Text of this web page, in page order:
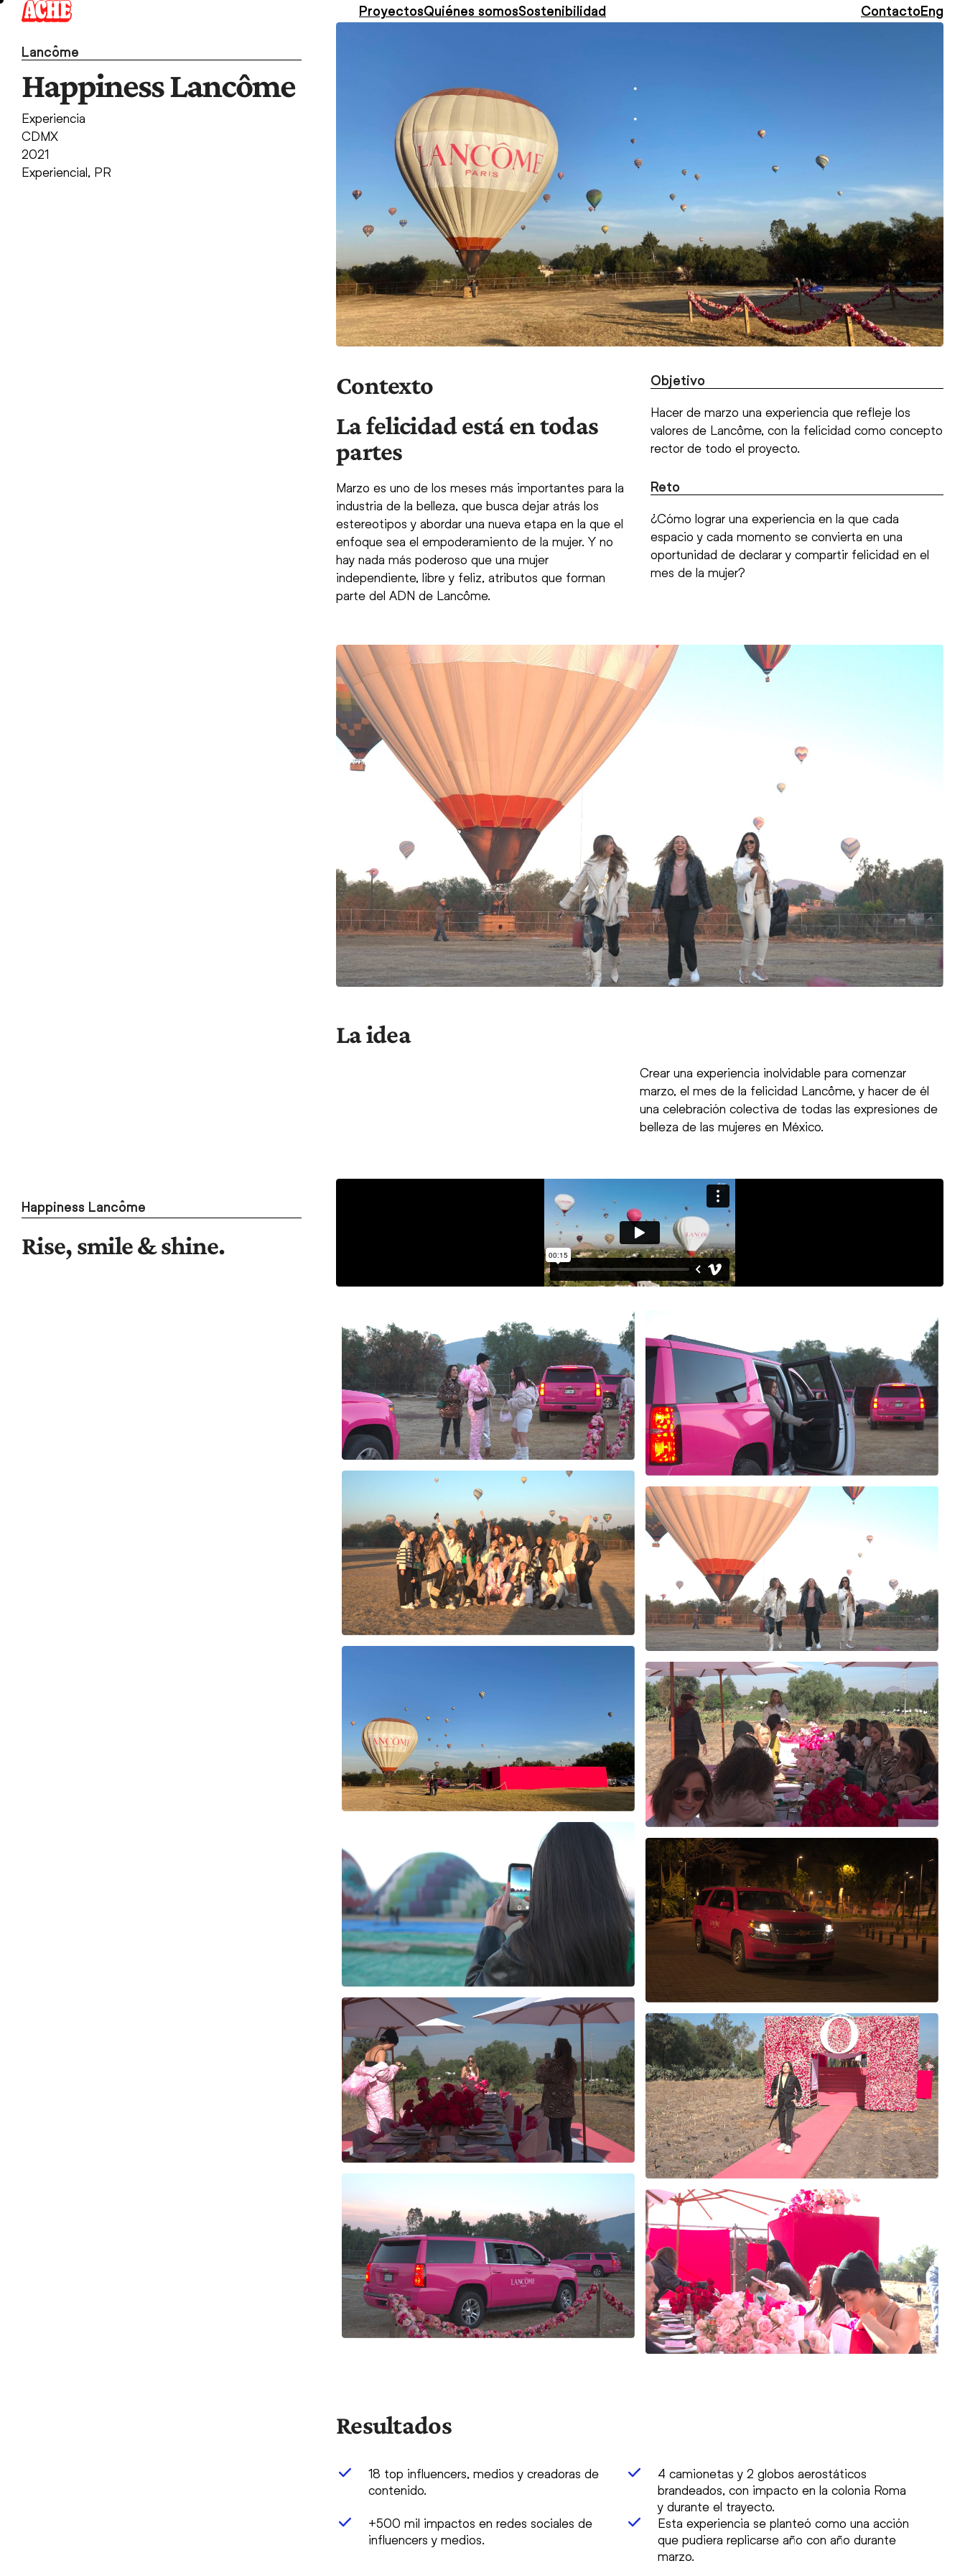
Skip
content
ProyectosQuiénes somosSostenibilidad ContactoEng
Lancôme
Happiness Lancôme
Experiencia
CDMX
2021
Experiencial, PR
Contexto
La felicidad está en todas
partes
Marzo es uno de los meses más importantes para la
industria de la belleza, que busca dejar atrás los
estereotipos y abordar una nueva etapa en la que el
enfoque sea el empoderamiento de la mujer. Y no
hay nada más poderoso que una mujer
independiente, libre y feliz, atributos que forman
parte del ADN de Lancôme.
Objetivo
Hacer de marzo una experiencia que refleje los
valores de Lancôme, con la felicidad como concepto
rector de todo el proyecto.
Reto
¿Cómo lograr una experiencia en la que cada
espacio y cada momento se convierta en una
oportunidad de declarar y compartir felicidad en el
mes de la mujer?
La idea
Crear una experiencia inolvidable para comenzar
marzo, el mes de la felicidad Lancôme, y hacer de él
una celebración colectiva de todas las expresiones de
belleza de las mujeres en México.
Happiness Lancôme
Rise, smile & shine.
Resultados
18 top influencers, medios y creadoras de
contenido.
4 camionetas y 2 globos aerostáticos
brandeados, con impacto en la colonia Roma
y durante el trayecto.
+500 mil impactos en redes sociales de
influencers y medios.
Esta experiencia se planteó como una acción
que pudiera replicarse año con año durante
marzo.